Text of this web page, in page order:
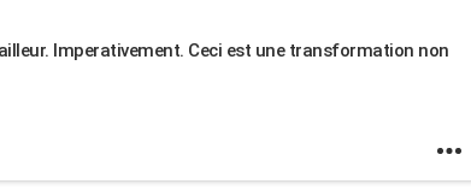
Imperativement. Ceci est une transformation non